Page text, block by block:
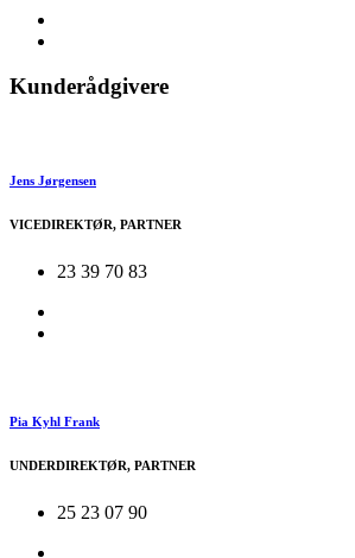
Kunderådgivere
Jens Jørgensen
VICEDIREKTØR, PARTNER
23 39 70 83
Pia Kyhl Frank
UNDERDIREKTØR, PARTNER
25 23 07 90